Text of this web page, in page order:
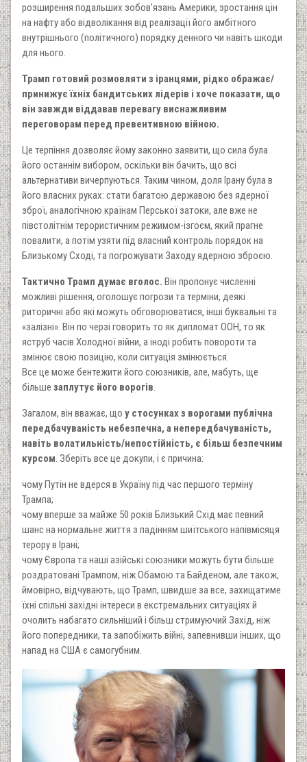
розширення подальших зобов'язань Америки, зростання цін
на нафту або відволікання від реалізації його амбітного
внутрішнього (політичного) порядку денного чи навіть шкоди
для нього.
Трамп готовий розмовляти з іранцями, рідко ображає/
принижує їхніх бандитських лідерів і хоче показати, що
він завжди віддавав перевагу виснажливим
переговорам перед превентивною війною.
Це терпіння дозволяє йому законно заявити, що сила була
його останнім вибором, оскільки він бачить, що всі
альтернативи вичерпуються. Таким чином, доля Ірану була в
його власних руках: стати багатою державою без ядерної
зброї, аналогічною країнам Перської затоки, але вже не
півстолітнім терористичним режимом-ізгоєм, який прагне
повалити, а потім узяти під власний контроль порядок на
Близькому Сході, та погрожувати Заходу ядерною зброєю.
Тактично Трамп думає вголос. Він пропонує численні
можливі рішення, оголошує погрози та терміни, деякі
риторичні або які можуть обговорюватися, інші буквальні та
«залізні». Він по черзі говорить то як дипломат ООН, то як
яструб часів Холодної війни, а іноді робить повороти та
змінює свою позицію, коли ситуація змінюється.
Все це може бентежити його союзників, але, мабуть, ще
більше заплутує його ворогів.
Загалом, він вважає, що у стосунках з ворогами публічна
передбачуваність небезпечна, а непередбачуваність,
навіть волатильність/непостійність, є більш безпечним
курсом. Зберіть все це докупи, і є причина:
чому Путін не вдерся в Україну під час першого терміну
Трампа;
чому вперше за майже 50 років Близький Схід має певний
шанс на нормальне життя з падінням шиїтського напівмісяця
терору в Ірані;
чому Європа та наші азійські союзники можуть бути більше
роздратовані Трампом, ніж Обамою та Байденом, але також,
ймовірно, відчувають, що Трамп, швидше за все, захищатиме
їхні спільні західні інтереси в екстремальних ситуаціях й
очолить набагато сильніший і більш стримуючий Захід, ніж
його попередники, та запобіжить війні, запевнивши інших, що
напад на США є самогубним.